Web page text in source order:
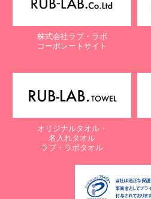
株式会社ラブ・ラボ
コーポレートサイト
オリジナルタオル・
名入れタオル
ラブ・ラボタオル